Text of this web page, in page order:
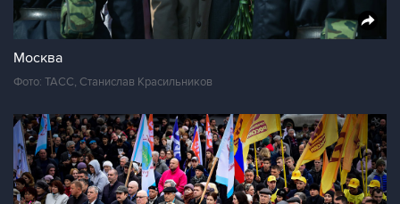
Москва
Фото: ТАСС, Станислав Красильников